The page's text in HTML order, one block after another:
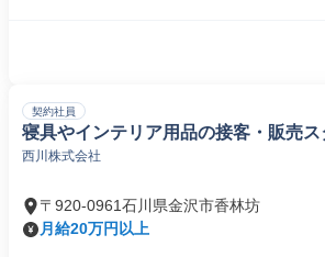
契約社員
寝具やインテリア用品の接客・販売ス
西川株式会社
〒920-0961石川県金沢市香林坊
月給20万円以上